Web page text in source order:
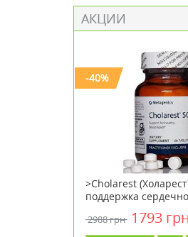
АКЦИИ
-40%
>Cholarest
поддержка
2988 грн 1793 грн